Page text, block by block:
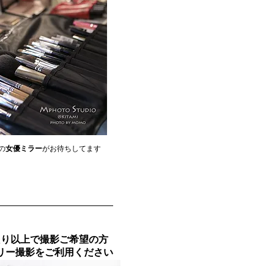
女優ミラーがお待ちしてます
以上で撮影ご希望の方
ー撮影をご利用ください